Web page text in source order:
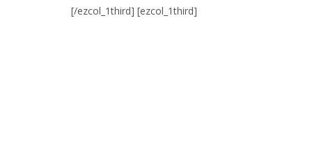
[/ezcol_1third] [ezcol_1third]